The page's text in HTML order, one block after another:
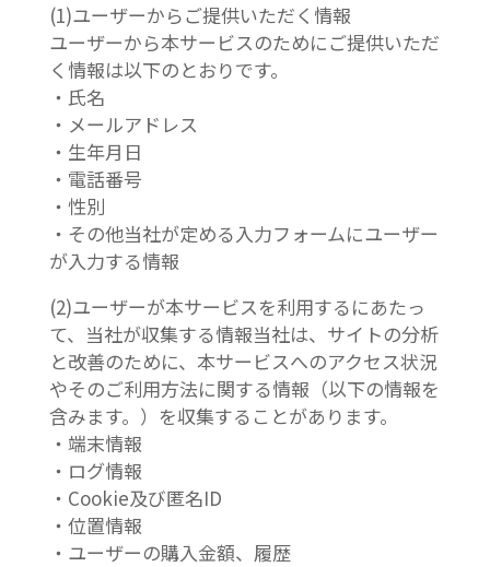
(1)ユーザーからご提供いただく情報
ユーザーから本サービスのためにご提供いただ
く情報は以下のとおりです。
・氏名
・メールアドレス
・生年月日
・電話番号
・性別
・その他当社が定める入力フォームにユーザー
が入力する情報
(2)ユーザーが本サービスを利用するにあたっ
て、当社が収集する情報当社は、サイトの分析
と改善のために、本サービスへのアクセス状況
やそのご利用方法に関する情報（以下の情報を
含みます。）を収集することがあります。
・端末情報
・ログ情報
・Cookie及び匿名ID
・位置情報
・ユーザーの購入金額、履歴